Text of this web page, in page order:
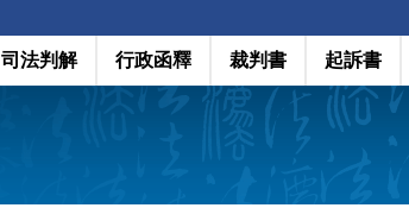
司法判解 行政函釋 裁判書 起訴書